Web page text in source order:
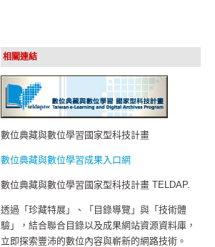
相關連結
數位典藏與數位學習國家型科技計畫
數位典藏與數位學習成果入口網
數位典藏與數位學習國家型科技計畫 TELDAP.
透過「珍藏特展」、「目錄導覽」與「技術體
驗」，結合聯合目錄以及成果網站資源資料庫，
立即探索豐沛的數位內容與嶄新的網路技術。